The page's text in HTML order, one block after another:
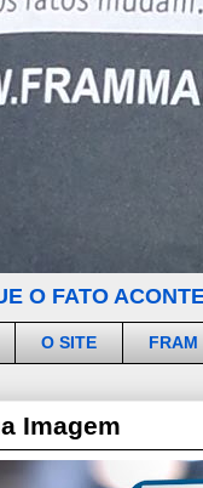
O FATO
O SITE FRAM
Imagem